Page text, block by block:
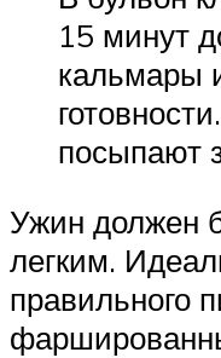
15 минут
кальмары
посыпают
Ужин должен
легким.
правильного